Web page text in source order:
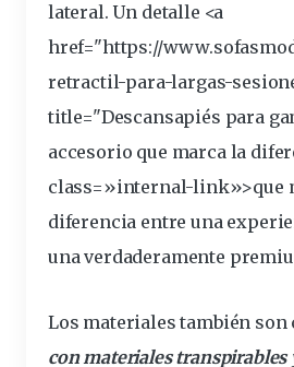
lateral. Un detalle <a
href="https://
retractil-para-largas-
title="Descansapiés para
accesorio que marca la
class=»internal-link»>que
diferencia entre una
una verdaderamente
Los materiales también son
con materiales transpirables